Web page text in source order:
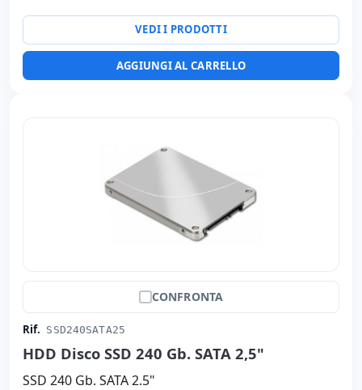
VEDI I PRODOTTI
AGGIUNGI AL CARRELLO
CONFRONTA
Rif. SSD240SATA25
HDD Disco SSD 240 Gb. SATA 2,5"
SSD 240 Gb. SATA 2.5"